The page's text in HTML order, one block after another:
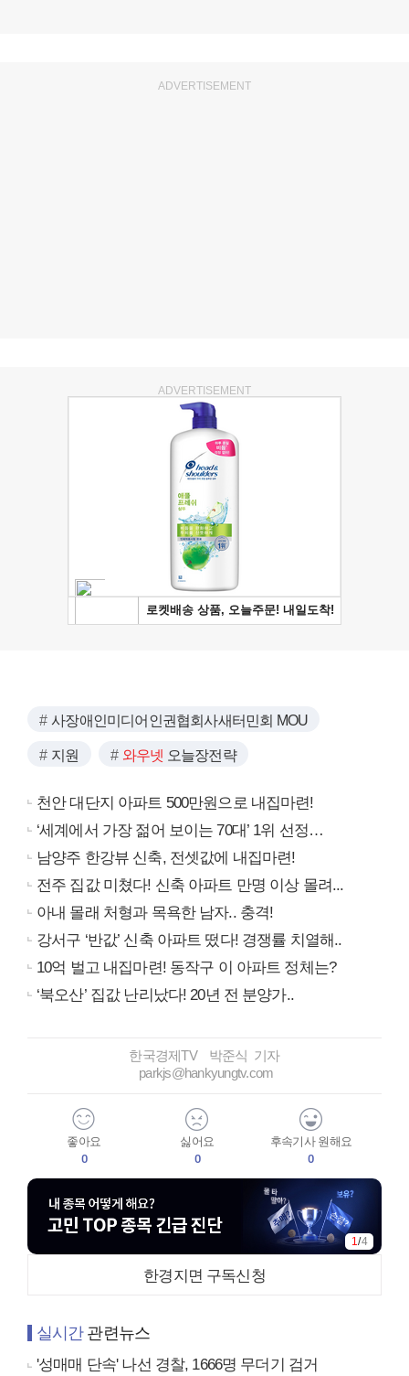
ADVERTISEMENT
ADVERTISEMENT
사장애인미디어인권협회사새터민회 MOU
지원 와우넷 오늘장전략
천안 대단지 아파트 500만원으로 내집마련!
‘세계에서 가장 젊어 보이는 70대’ 1위 선정…
남양주 한강뷰 신축, 전셋값에 내집마련!
전주 집값 미쳤다! 신축 아파트 만명 이상 몰려...
아내 몰래 처형과 목욕한 남자.. 충격!
강서구 ‘반값’ 신축 아파트 떴다! 경쟁률 치열해..
10억 벌고 내집마련! 동작구 이 아파트 정체는?
‘북오산’ 집값 난리났다! 20년 전 분양가..
한국경제TV 박준식 기자
parkjs@hankyungtv.com
좋아요
0
싫어요
0
후속기사 원해요
0
1/4
한경지면 구독신청
실시간관련뉴스
'성매매 단속' 나선 경찰, 1666명 무더기 검거